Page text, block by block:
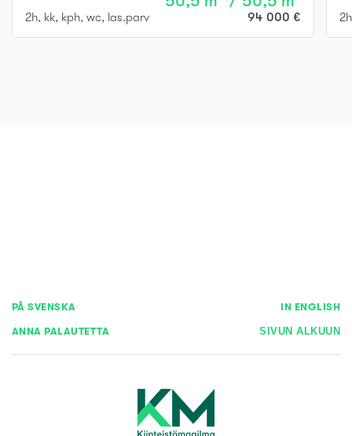
2h, kk, kph, wc, las.parv 94 000 €
PÅ SVENSKA IN ENGLISH
ANNA PALAUTETTA SIVUN ALKUUN